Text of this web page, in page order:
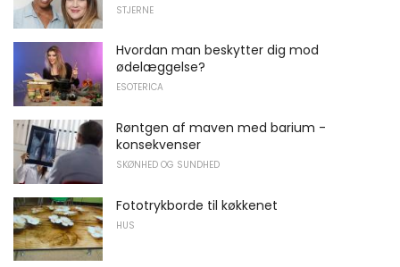
STJERNE
Hvordan man beskytter dig mod
ødelæggelse?
ESOTERICA
Røntgen af ​​maven med barium -
konsekvenser
SKØNHED OG SUNDHED
Fototrykborde til køkkenet
HUS